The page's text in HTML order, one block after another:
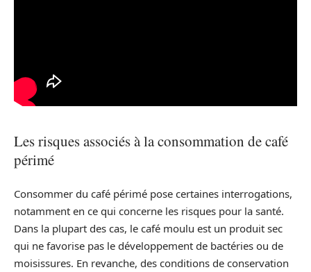
Les risques associés à la consommation de café
périmé
Consommer du café périmé pose certaines interrogations,
notamment en ce qui concerne les risques pour la santé.
Dans la plupart des cas, le café moulu est un produit sec
qui ne favorise pas le développement de bactéries ou de
moisissures. En revanche, des conditions de conservation